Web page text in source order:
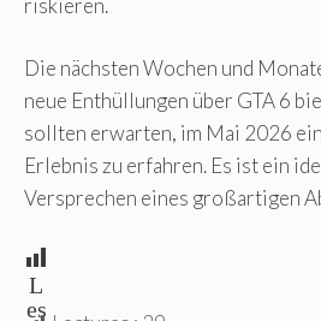
riskieren.
Die nächsten Wochen und
neue Enthüllungen über GTA 6
sollten erwarten, im Mai 2026
Erlebnis zu erfahren. Es ist ein
Versprechen eines großartigen
L
es